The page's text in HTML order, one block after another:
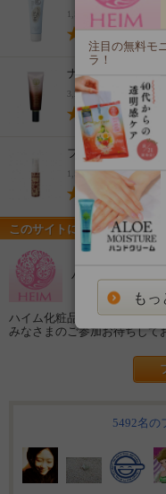
1,512円(税込)
ナチュラル１００
3,218円(税込)
(4.5)
フェイスミスト
1,512円(税込)
(4.2)
このサイトについて
ハイムファンサイ
ハイム化粧品株式会社が運営
みなさまのご参加お待ちして
5492名の
注目の無料モ
ラ！
も